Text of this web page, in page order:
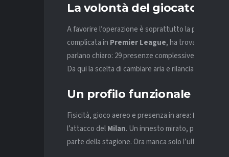
La volontà del giocatore e il
A favorire l’operazione è soprattutto la posizione di
complicata in Premier League, ha trovato poco
parlano chiaro: 29 presenze complessive e appena 3
Da qui la scelta di cambiare aria e rilanciarsi in
Un profilo funzionale per il
Fisicità, gioco aereo e presenza in area: Füllkrug
l’attacco delMilan. Un innesto mirato, pensato
parte della stagione. Ora manca solo l’ultimo passo